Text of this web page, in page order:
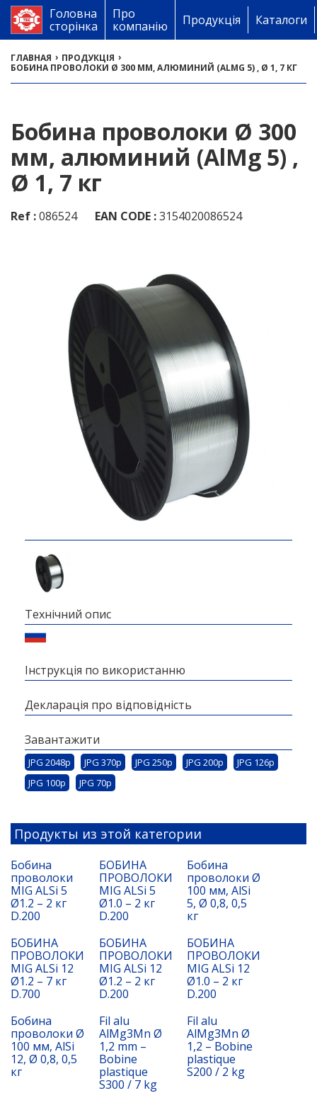
Головна
сторінка
Про
компанію
Продукція Каталоги
ГЛАВНАЯ › ПРОДУКЦІЯ ›
БОБИНА ПРОВОЛОКИ Ø 300 ММ, АЛЮМИНИЙ (ALMG 5) , Ø 1, 7 КГ
Бобина проволоки Ø 300
мм, алюминий (AlMg 5) ,
Ø 1, 7 кг
Ref :086524 EAN CODE :3154020086524
Технічний опис
Інструкція по використанню
Декларація про відповідність
Завантажити
JPG 2048p JPG 370p JPG 250p JPG 200p
JPG 126p
JPG 100p
JPG 70p
Продукты из этой категории
Бобина
проволоки
MIG ALSi 5
Ø1.2 – 2 кг
D.200
БОБИНА
ПРОВОЛОКИ
MIG ALSi 5
Ø1.0 – 2 кг
D.200
Бобина
проволоки Ø
100 мм, AlSi
5, Ø 0,8, 0,5
кг
БОБИНА
ПРОВОЛОКИ
MIG ALSi 12
Ø1.2 – 7 кг
D.700
БОБИНА
ПРОВОЛОКИ
MIG ALSi 12
Ø1.2 – 2 кг
D.200
БОБИНА
ПРОВОЛОКИ
MIG ALSi 12
Ø1.0 – 2 кг
D.200
Бобина
проволоки Ø
100 мм, AlSi
12, Ø 0,8, 0,5
кг
Fil alu
AlMg3Mn Ø
1,2 mm –
Bobine
plastique
S300 / 7 kg
Fil alu
AlMg3Mn Ø
1,2 – Bobine
plastique
S200 / 2 kg